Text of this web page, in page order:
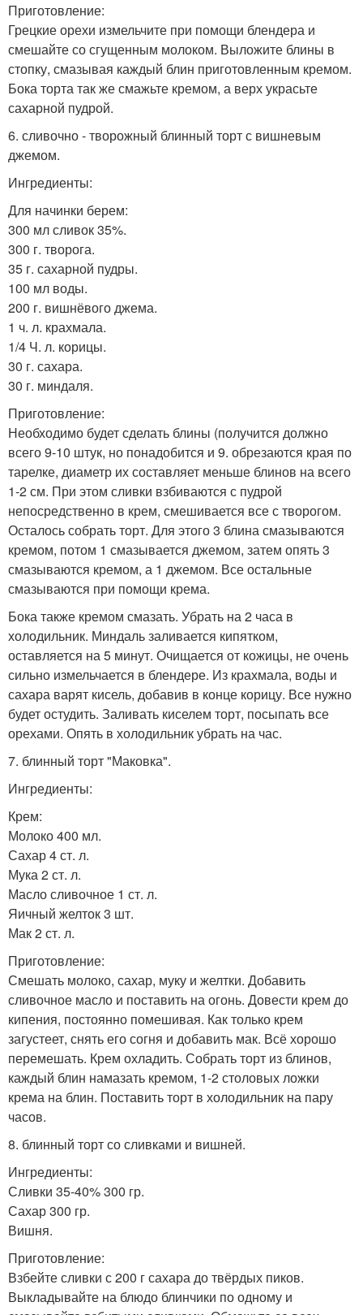
Приготовление:
Грецкие орехи измельчите при помощи блендера и
смешайте со сгущенным молоком. Выложите блины в
стопку, смазывая каждый блин приготовленным кремом.
Бока торта так же смажьте кремом, а верх украсьте
сахарной пудрой.
6. сливочно - творожный блинный торт с вишневым
джемом.
Ингредиенты:
Для начинки берем:
300 мл сливок 35%.
300 г. творога.
35 г. сахарной пудры.
100 мл воды.
200 г. вишнёвого джема.
1 ч. л. крахмала.
1/4 Ч. л. корицы.
30 г. сахара.
30 г. миндаля.
Приготовление:
Необходимо будет сделать блины (получится должно
всего 9-10 штук, но понадобится и 9. обрезаются края по
тарелке, диаметр их составляет меньше блинов на всего
1-2 см. При этом сливки взбиваются с пудрой
непосредственно в крем, смешивается все с творогом.
Осталось собрать торт. Для этого 3 блина смазываются
кремом, потом 1 смазывается джемом, затем опять 3
смазываются кремом, а 1 джемом. Все остальные
смазываются при помощи крема.
Бока также кремом смазать. Убрать на 2 часа в
холодильник. Миндаль заливается кипятком,
оставляется на 5 минут. Очищается от кожицы, не очень
сильно измельчается в блендере. Из крахмала, воды и
сахара варят кисель, добавив в конце корицу. Все нужно
будет остудить. Заливать киселем торт, посыпать все
орехами. Опять в холодильник убрать на час.
7. блинный торт "Маковка".
Ингредиенты:
Крем:
Молоко 400 мл.
Сахар 4 ст. л.
Мука 2 ст. л.
Масло сливочное 1 ст. л.
Яичный желток 3 шт.
Мак 2 ст. л.
Приготовление:
Смешать молоко, сахар, муку и желтки. Добавить
сливочное масло и поставить на огонь. Довести крем до
кипения, постоянно помешивая. Как только крем
загустеет, снять его согня и добавить мак. Всё хорошо
перемешать. Крем охладить. Собрать торт из блинов,
каждый блин намазать кремом, 1-2 столовых ложки
крема на блин. Поставить торт в холодильник на пару
часов.
8. блинный торт со сливками и вишней.
Ингредиенты:
Сливки 35-40% 300 гр.
Сахар 300 гр.
Вишня.
Приготовление:
Взбейте сливки с 200 г сахара до твёрдых пиков.
Выкладывайте на блюдо блинчики по одному и